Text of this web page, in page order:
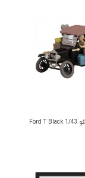
ماشین تن تن در کنگو 1/43 Ford T Black